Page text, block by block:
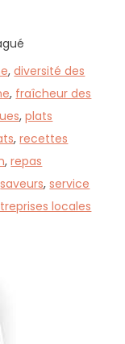
,diversité des
, fraîcheur des
,plats
,recettes
,repas
saveurs,service
locales